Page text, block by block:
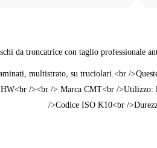
da troncatrice con taglio professionale
multistrato, su truciolari.<br /
/><br /> Marca CMT<br />Utilizzo:
/>Codice ISO K10<br /